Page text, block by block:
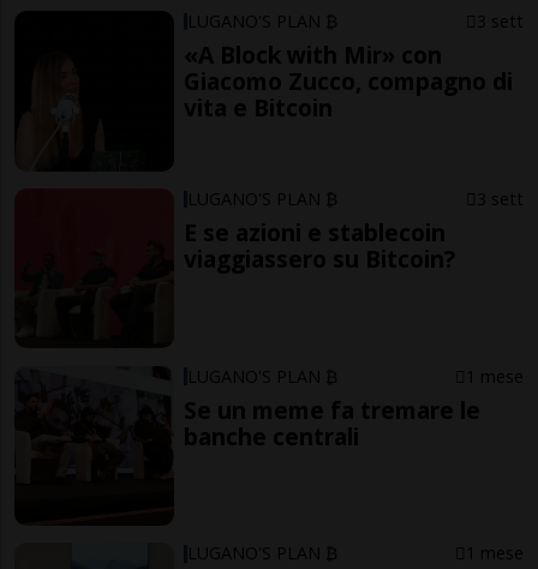
LUGANO'S PLAN ₿ 3 sett
«A Block with Mir» con
Giacomo Zucco, compagno di
vita e Bitcoin
LUGANO'S PLAN ₿ 3 sett
E se azioni e stablecoin
viaggiassero su Bitcoin?
LUGANO'S PLAN ₿ 1 mese
Se un meme fa tremare le
banche centrali
LUGANO'S PLAN ₿ 1 mese